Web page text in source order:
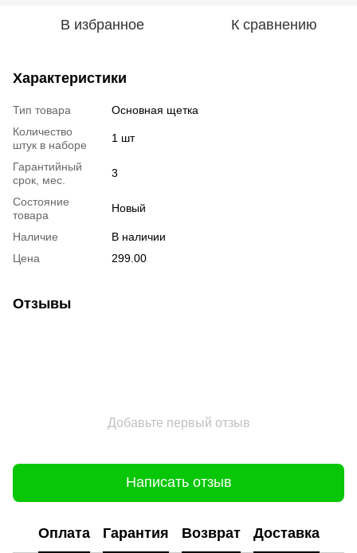
В избранное К сравнению
Характеристики
Тип товара
Основная щетка
Количество
штук в наборе
1 шт
Гарантийный
срок, мес.
3
Состояние
товара
Новый
Наличие
В наличии
Цена
299.00
Отзывы
Добавьте первый отзыв
Написать отзыв
Оплата Гарантия Возврат Доставка